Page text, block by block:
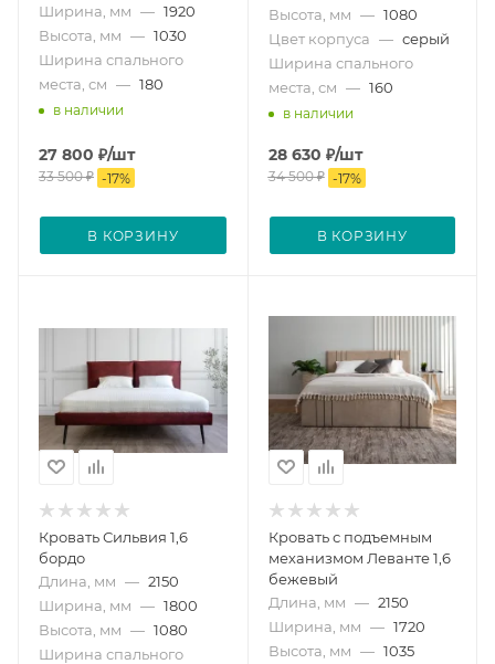
Ширина, мм — 1920
Высота, мм — 1030
Ширина спального
места, см — 180
в наличии
27 800 ₽/шт
33 500₽ -17%
В КОРЗИНУ
Высота, мм — 1080
Цвет корпуса — серый
Ширина спального
места, см — 160
в наличии
28 630 ₽/шт
34 500₽ -17%
В КОРЗИНУ
Кровать Сильвия 1,6
бордо
Длина, мм — 2150
Ширина, мм — 1800
Высота, мм — 1080
Ширина спального
Кровать с подъемным
механизмом Леванте 1,6
бежевый
Длина, мм — 2150
Ширина, мм — 1720
Высота, мм — 1035